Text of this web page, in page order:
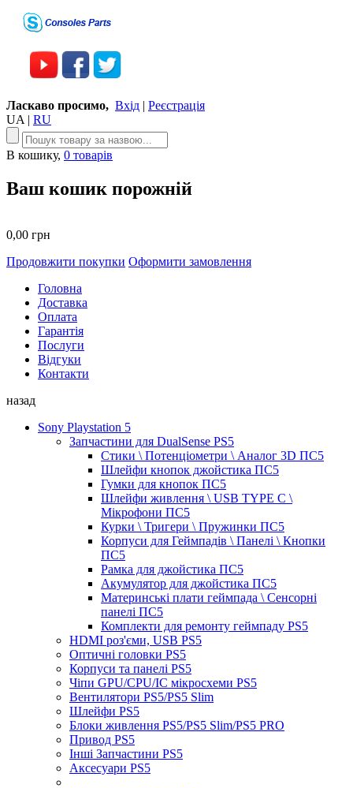
Ласкаво просимо, Вхід | Реєстрація
UA | RU
В кошику, 0 товарів
Ваш кошик порожній
0,00 грн
Продовжити покупки Оформити замовлення
Головна
Доставка
Оплата
Гарантія
Послуги
Відгуки
Контакти
назад
Sony Playstation 5
Запчастини для DualSense PS5
Стики \ Потенціометри \ Аналог 3D ПС5
Шлейфи кнопок джойстика ПС5
Гумки для кнопок ПС5
Шлейфи живлення \ USB TYPE C \
Мікрофони ПС5
Курки \ Тригери \ Пружинки ПС5
Корпуси для Геймпадів \ Панелі \ Кнопки
ПС5
Рамка для джойстика ПС5
Акумулятор для джойстика ПС5
Материнські плати геймпада \ Сенсорні
панелі ПС5
Комплекти для ремонту геймпаду PS5
HDMI роз'єми, USB PS5
Оптичні головки PS5
Корпуси та панелі PS5
Чіпи GPU/CPU/IC мікросхеми PS5
Вентилятори PS5/PS5 Slim
Шлейфи PS5
Блоки живлення PS5/PS5 Slim/PS5 PRO
Привод PS5
Інші Запчастини PS5
Аксесуари PS5